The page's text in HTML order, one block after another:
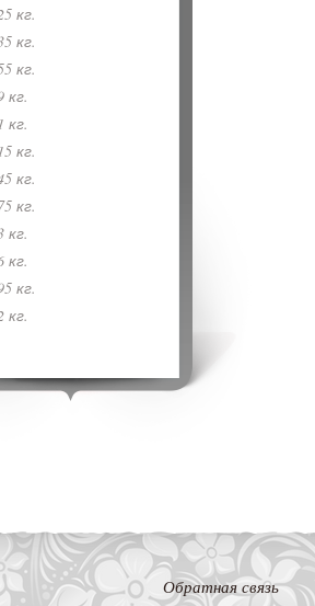
кг.
кг.
кг.
кг.
кг.
кг.
кг.
кг.
кг.
кг.
кг.
кг.
Обратная связь